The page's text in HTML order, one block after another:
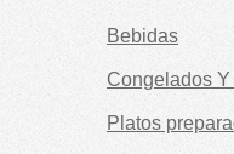
Bebidas
Congelados
Platos